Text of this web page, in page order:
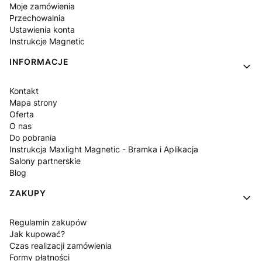
Moje zamówienia
Przechowalnia
Ustawienia konta
Instrukcje Magnetic
INFORMACJE
Kontakt
Mapa strony
Oferta
O nas
Do pobrania
Instrukcja Maxlight Magnetic - Bramka i Aplikacja
Salony partnerskie
Blog
ZAKUPY
Regulamin zakupów
Jak kupować?
Czas realizacji zamówienia
Formy płatności